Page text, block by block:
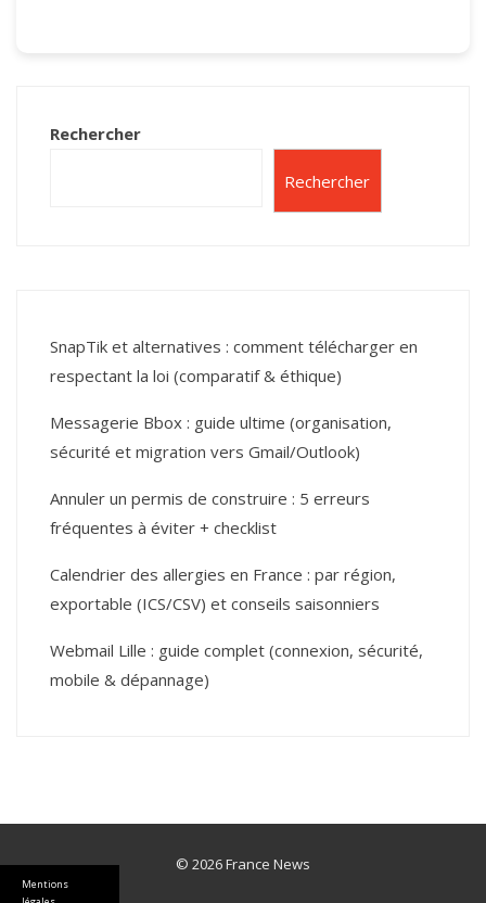
Mentions
Rechercher
Rechercher
SnapTik et alternatives : comment télécharger en
respectant la loi (comparatif & éthique)
Messagerie Bbox : guide ultime (organisation,
sécurité et migration vers Gmail/Outlook)
Annuler un permis de construire : 5 erreurs
fréquentes à éviter + checklist
Calendrier des allergies en France : par région,
exportable (ICS/CSV) et conseils saisonniers
Webmail Lille : guide complet (connexion, sécurité,
mobile & dépannage)
© 2026 France News